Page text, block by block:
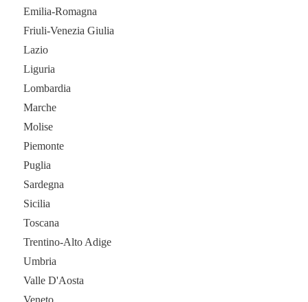
Emilia-Romagna
Friuli-Venezia Giulia
Lazio
Liguria
Lombardia
Marche
Molise
Piemonte
Puglia
Sardegna
Sicilia
Toscana
Trentino-Alto Adige
Umbria
Valle D'Aosta
Veneto